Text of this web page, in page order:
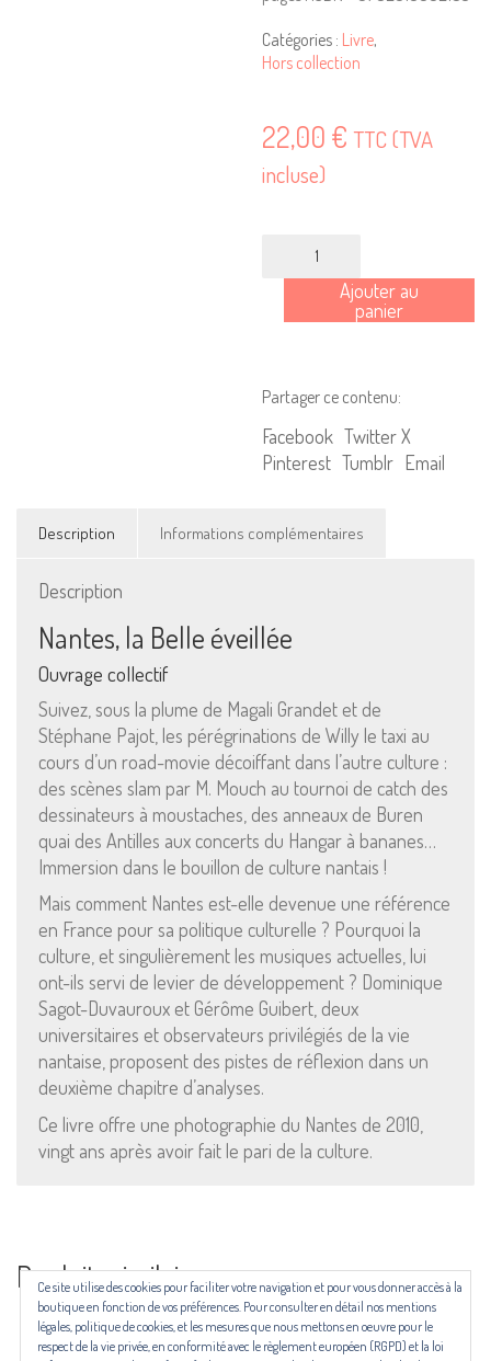
Catégories : Livre,
Hors collection
22,00 € TTC (TVA
incluse)
quantité
Ajouter au
panier
Partager ce contenu:
Facebook Twitter X
Pinterest Tumblr Email
Description Informations complémentaires
Description
Nantes, la Belle éveillée
Ouvrage collectif
Suivez, sous la plume de Magali Grandet et de
Stéphane Pajot, les pérégrinations de Willy le taxi au
cours d’un road-movie décoiffant dans l’autre culture :
des scènes slam par M. Mouch au tournoi de catch des
dessinateurs à moustaches, des anneaux de Buren
quai des Antilles aux concerts du Hangar à bananes…
Immersion dans le bouillon de culture nantais !
Mais comment Nantes est-elle devenue une référence
en France pour sa politique culturelle ? Pourquoi la
culture, et singulièrement les musiques actuelles, lui
ont-ils servi de levier de développement ? Dominique
Sagot-Duvauroux et Gérôme Guibert, deux
universitaires et observateurs privilégiés de la vie
nantaise, proposent des pistes de réflexion dans un
deuxième chapitre d’analyses.
Ce livre offre une photographie du Nantes de 2010,
vingt ans après avoir fait le pari de la culture.
Produits similaires
Mentions Légales
Pour consulter nos CGV,
mentions légales,
politique de cookies :
cliquez ici
Pour nous contacter ou s'inscrire à l'infolettre mensuelle
diffusion@editions-attribut.fr
Régie publicitaire
Les revues NECTART, DARD/DARD et PANARD bénéficient d’une aide
du Centre national du livre (CNL) puis de la Région Occitanie, de la
Drac Occitanie et du Centre national du livre (CNL), dans le cadre du
Ce site utilise des cookies pour faciliter votre navigation et pour vous donner accès à la
boutique en fonction de vos préférences. Pour consulter en détail nos mentions
légales, politique de cookies, et les mesures que nous mettons en oeuvre pour le
respect de la vie privée, en conformité avec le règlement européen (RGPD) et la loi